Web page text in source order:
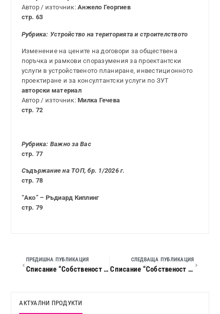
Автор / източник:Анжело Георгиев
стр. 63
Рубрика: Устройство на територията и строителството
Изменение на цените на договори за обществена
поръчка и рамкови споразумения за проектантски
услуги в устройс­твеното планиране, инвестиционното
проектиране и за консултантски услуги по ЗУТ
авторски материал
Автор / източник:Милка Гечева
стр. 72
Рубрика: Важно за Вас
стр. 77
Съдържание на ТОП, бр. 1/2026 г.
стр. 78
“Ако” – Ръдиард Киплинг
стр. 79
ПРЕДИШНА ПУБЛИКАЦИЯ
Списание “Собственост и право”, 2025 г., кн. 12
СЛЕДВАЩА ПУБЛИКАЦИЯ
Списание “Собственост и право”, 2026 г., кн. 02
АКТУАЛНИ ПРОДУКТИ